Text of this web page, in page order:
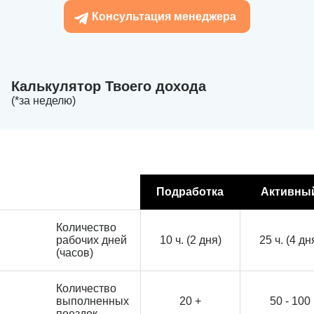
Консультация менеджера
Калькулятор Твоего дохода
(*за неделю)
Подработка
Количество
рабочих дней
(часов)
10 ч. (2 дня) 25 ч. (4
Количество
выполненных
20 + 50 - 100